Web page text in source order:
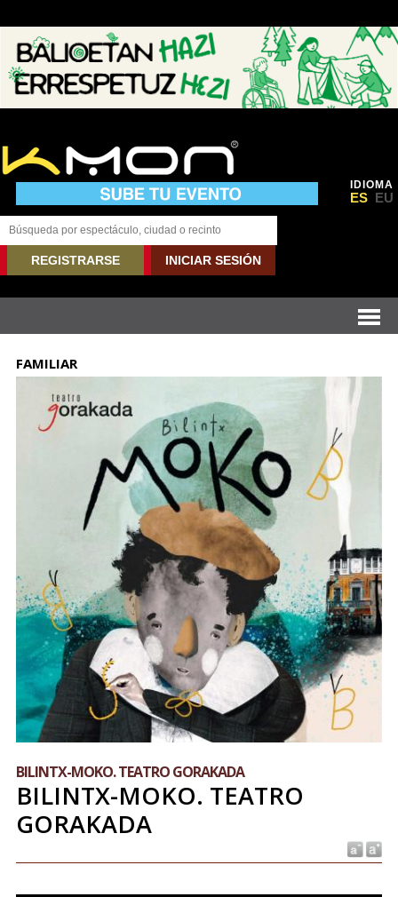
IDIOMA
ES EU
REGISTRARSE INICIAR SESIÓN
FAMILIAR
BILINTX-MOKO. TEATRO GORAKADA
BILINTX-MOKO. TEATRO
GORAKADA